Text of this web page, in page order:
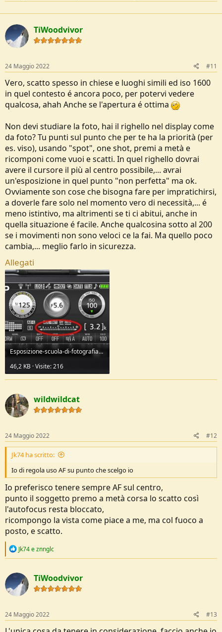
TiWoodvivor
24 Maggio 2022 #11
Vero, scatto spesso in chiese e luoghi simili ed iso 1600
in quel contesto é ancora poco, per potervi vedere
qualcosa, ahah Anche se l'apertura é ottima
Non devi studiare la foto, hai il righello nel display come
da foto? Tu punti sul punto che per te ha la priorità (per
es. viso), usando "spot", one shot, premi a metà e
ricomponi come vuoi e scatti. In quel righello dovrai
avere il cursore il più al centro possibile,... avrai
un'esposizione in quel punto "non perfetta" ma ok.
Ovviamente son cose che bisogna fare per impratichirsi,
a doverle fare solo nel momento vero di necessità,... é
meno istintivo, ma altrimenti se ti ci abitui, anche in
quella situazione é facile. Anche qualcosina sotto al 200
se i movimenti non sono veloci ce la fai. Ma quello poco
cambia,... meglio farlo in sicurezza.
Allegati
Esposizione-scuola-di-fotografia-lezione-di-fotografia-esposimetro-schermo.jpg
46,2 KB · Visite: 216
wildwildcat
24 Maggio 2022 #12
Jk74 ha scritto:
Io di regola uso AF su punto che scelgo io
Io preferisco tenere sempre AF sul centro,
punto il soggetto premo a metà corsa lo scatto così
l'autofocus resta bloccato,
ricompongo la vista come piace a me, ma col fuoco a
posto, e scatto.
R
c
t
i
o
s
:
Jk74eznnglc
TiWoodvivor
24 Maggio 2022 #13